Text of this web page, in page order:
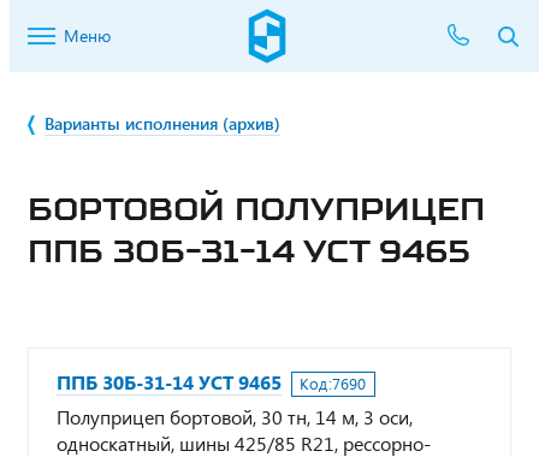
Меню
Варианты исполнения (архив)
БОРТОВОЙ ПОЛУПРИЦЕП
ППБ 30Б-31-14 УСТ 9465
ППБ 30Б-31-14 УСТ 9465 Код:7690
Полуприцеп бортовой, 30 тн, 14 м, 3 оси,
односкатный, шины 425/85 R21, рессорно-